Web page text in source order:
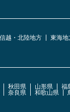
越・北陸地方 東海地
秋田県 山形県 福
奈良県 和歌山県